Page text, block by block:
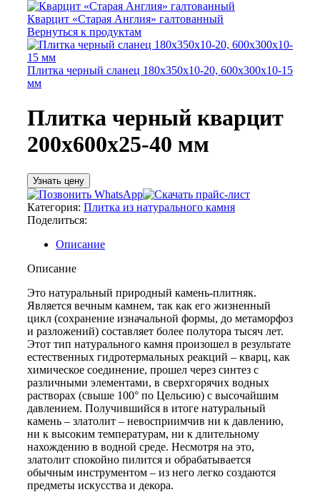
Кварцит «Старая Англия» галтованный
Вернуться к продуктам
Плитка черный сланец 180х350х10-20, 600х300х10-15
мм
Плитка черный кварцит
200х600х25-40 мм
Узнать цену
Категория: Плитка из натурального камня
Поделиться:
Описание
Описание
Это натуральный природный камень-плитняк.
Является вечным камнем, так как его жизненный
цикл (сохранение изначальной формы, до метаморфоз
и разложений) составляет более полутора тысяч лет.
Этот тип натурального камня произошел в результате
естественных гидротермальных реакций – кварц, как
химическое соединение, прошел через синтез с
различными элементами, в сверхгорячих водных
растворах (свыше 100° по Цельсию) с высочайшим
давлением. Получившийся в итоге натуральный
камень – златолит – невосприимчив ни к давлению,
ни к высоким температурам, ни к длительному
нахождению в водной среде. Несмотря на это,
златолит спокойно пилится и обрабатывается
обычным инструментом – из него легко создаются
предметы искусства и декора.